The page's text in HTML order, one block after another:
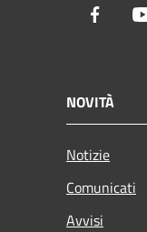
NOVITÀ
Notizie
Comunicati
Avvisi